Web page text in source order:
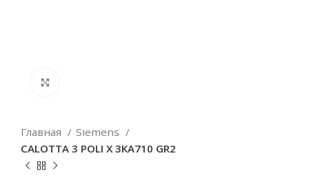
Главная
Siemens
CALOTTA 3 POLI X 3KA710 GR2